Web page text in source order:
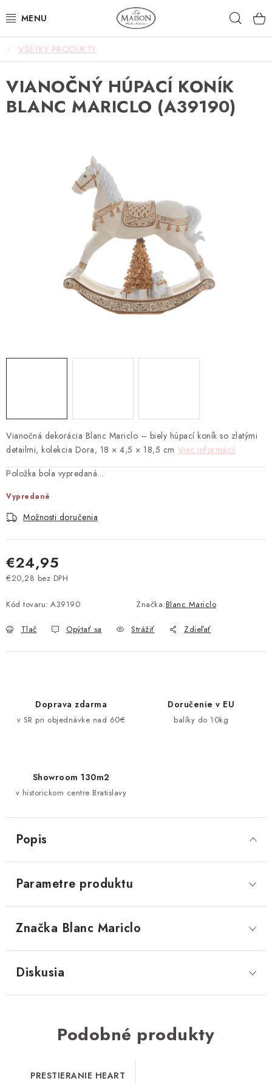
na
NOVINKY
AKCIA
ZÁHRADA
VŠETKY PRODUKTY
Ako nakupovať
Podmienky ochrany osobných údajov
VŠETKY PRODUKTY
Vianočná dekorácia Blanc Mariclo – biely húpací koník so zlatými
detailmi, kolekcia Dora, 18 × 4,5 × 18,5 cm Viac informácií
Položka bola vypredaná…
Vypredané
Možnosti doručenia
€24,95
€20,28 bez DPH
Kód tovaru: A39190 Značka:Blanc Mariclo
Tlač Opýtať sa Strážiť Zdieľať
VIANOČNÝ HÚPACÍ KONÍK
BLANC MARICLO (A39190)
Doprava zdarma
v SR pri objednávke nad 60€
Doručenie v EU
balíky do 10kg
Showroom 130m2
v historickom centre Bratislavy
Popis
Parametre produktu
Značka Blanc Mariclo
Diskusia
Podobné produkty
PRESTIERANIE HEART